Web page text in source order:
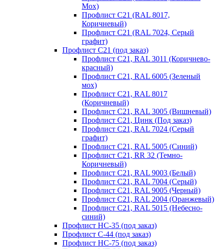
Мох)
Профлист С21 (RAL 8017,
Коричневый)
Профлист С21 (RAL 7024, Серый
графит)
Профлист С21 (под заказ)
Профлист С21, RAL 3011 (Коричнево-
красный)
Профлист С21, RAL 6005 (Зеленый
мох)
Профлист С21, RAL 8017
(Коричневый)
Профлист С21, RAL 3005 (Вишневый)
Профлист С21, Цинк (Под заказ)
Профлист С21, RAL 7024 (Серый
графит)
Профлист С21, RAL 5005 (Синий)
Профлист С21, RR 32 (Темно-
Коричневый)
Профлист С21, RAL 9003 (Белый)
Профлист С21, RAL 7004 (Серый)
Профлист С21, RAL 9005 (Черный)
Профлист С21, RAL 2004 (Оранжевый)
Профлист С21, RAL 5015 (Небесно-
синий)
Профлист НС-35 (под заказ)
Профлист С-44 (под заказ)
Профлист НС-75 (под заказ)